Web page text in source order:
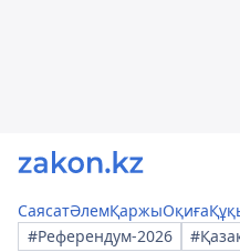
СаясатӘлемҚаржыОқиға
#Референдум-2026